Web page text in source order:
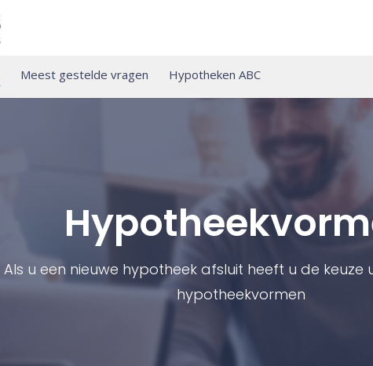
Meest gestelde vragen Hypotheken ABC
Als u een nieuwe hypotheek afsluit heeft u de keuze
hypotheekvormen